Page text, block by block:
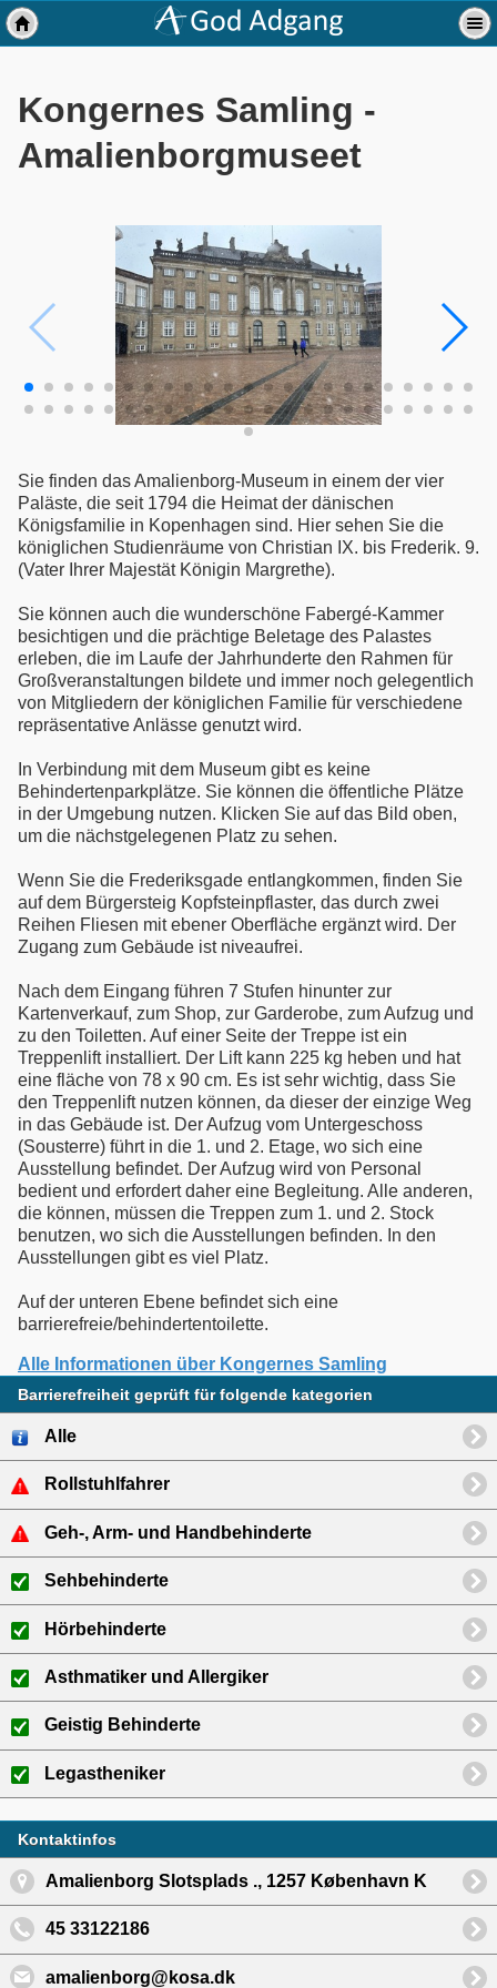
Kongernes Samling -
Amalienborgmuseet
Sie finden das Amalienborg-Museum in einem der vier
Paläste, die seit 1794 die Heimat der dänischen
Königsfamilie in Kopenhagen sind. Hier sehen Sie die
königlichen Studienräume von Christian IX. bis Frederik. 9.
(Vater Ihrer Majestät Königin Margrethe).
Sie können auch die wunderschöne Fabergé-Kammer
besichtigen und die prächtige Beletage des Palastes
erleben, die im Laufe der Jahrhunderte den Rahmen für
Großveranstaltungen bildete und immer noch gelegentlich
von Mitgliedern der königlichen Familie für verschiedene
repräsentative Anlässe genutzt wird.
In Verbindung mit dem Museum gibt es keine
Behindertenparkplätze. Sie können die öffentliche Plätze
in der Umgebung nutzen. Klicken Sie auf das Bild oben,
um die nächstgelegenen Platz zu sehen.
Wenn Sie die Frederiksgade entlangkommen, finden Sie
auf dem Bürgersteig Kopfsteinpflaster, das durch zwei
Reihen Fliesen mit ebener Oberfläche ergänzt wird. Der
Zugang zum Gebäude ist niveaufrei.
Nach dem Eingang führen 7 Stufen hinunter zur
Kartenverkauf, zum Shop, zur Garderobe, zum Aufzug und
zu den Toiletten. Auf einer Seite der Treppe ist ein
Treppenlift installiert. Der Lift kann 225 kg heben und hat
eine fläche von 78 x 90 cm. Es ist sehr wichtig, dass Sie
den Treppenlift nutzen können, da dieser der einzige Weg
in das Gebäude ist. Der Aufzug vom Untergeschoss
(Sousterre) führt in die 1. und 2. Etage, wo sich eine
Ausstellung befindet. Der Aufzug wird von Personal
bedient und erfordert daher eine Begleitung. Alle anderen,
die können, müssen die Treppen zum 1. und 2. Stock
benutzen, wo sich die Ausstellungen befinden. In den
Ausstellungen gibt es viel Platz.
Auf der unteren Ebene befindet sich eine
barrierefreie/behindertentoilette.
Alle Informationen über Kongernes Samling
Barrierefreiheit geprüft für folgende kategorien
Alle
Rollstuhlfahrer
Geh-, Arm- und Handbehinderte
Sehbehinderte
Hörbehinderte
Asthmatiker und Allergiker
Geistig Behinderte
Legastheniker
Kontaktinfos
Amalienborg Slotsplads ., 1257 København K
45 33122186
amalienborg@kosa.dk